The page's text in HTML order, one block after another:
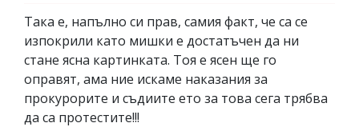
Така е, напълно си прав, самия факт, че са се
изпокрили като мишки е достатъчен да ни
стане ясна картинката. Тоя е ясен ще го
оправят, ама ние искаме наказания за
прокурорите и съдиите ето за това сега трябва
да са протестите!!!